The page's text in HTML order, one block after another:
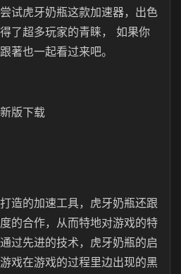
试虎牙奶瓶这款加速器，出色
了超多玩家的青睐， 如果你
著也一起看过来吧。
版下载
造的加速工具，虎牙奶瓶还跟
的合作，从而特地对游戏的特
过先进的技术，虎牙奶瓶的启
戏在游戏的过程里边出现的黑